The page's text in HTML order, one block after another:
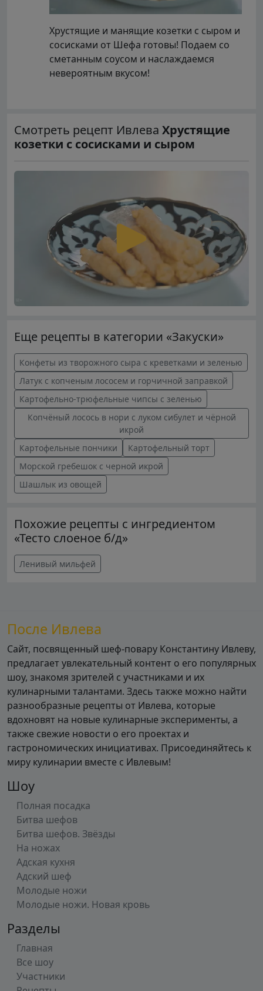
Хрустящие и манящие козетки с сыром и
сосисками от Шефа готовы! Подаем со
сметанным соусом и наслаждаемся
невероятным вкусом!
Смотреть рецепт Ивлева Хрустящие
козетки с сосисками и сыром
Еще рецепты в категории «Закуски»
Конфеты из творожного сыра с креветками и зеленью
Латук с копченым лососем и горчичной заправкой
Картофельно-трюфельные чипсы с зеленью
Копчёный лосось в нори с луком сибулет и чёрной
икрой
Картофельные пончики
Картофельный торт
Морской гребешок с черной икрой
Шашлык из овощей
Похожие рецепты с ингредиентом
«Тесто слоеное б/д»
Ленивый мильфей
После Ивлева
Сайт, посвященный шеф-повару Константину Ивлеву,
предлагает увлекательный контент о его популярных
шоу, знакомя зрителей с участниками и их
кулинарными талантами. Здесь также можно найти
разнообразные рецепты от Ивлева, которые
вдохновят на новые кулинарные эксперименты, а
также свежие новости о его проектах и
гастрономических инициативах. Присоединяйтесь к
миру кулинарии вместе с Ивлевым!
Шоу
Полная посадка
Битва шефов
Битва шефов. Звёзды
На ножах
Адская кухня
Адский шеф
Молодые ножи
Молодые ножи. Новая кровь
Разделы
Главная
Все шоу
Участники